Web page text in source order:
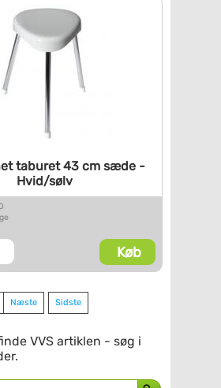
taburet 43 cm sæde -
Hvid/sølv
Køb
Næste Sidste
VVS artiklen - søg i